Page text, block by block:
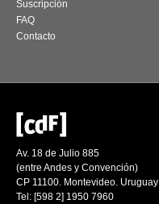
Suscripción
FAQ
Contacto
Av. 18 de Julio 885
(entre Andes y Convención)
CP 11100. Montevideo. Uruguay
Tel: [598 2] 1950 7960